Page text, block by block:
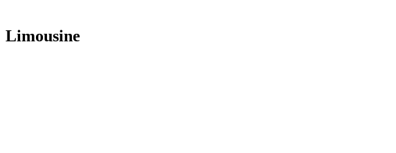
Limousine